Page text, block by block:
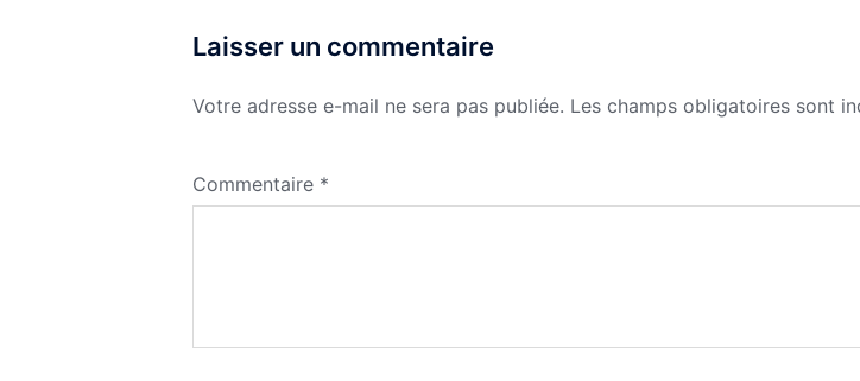
Laisser un commentaire
Votre adresse e-mail ne sera pas publiée. Les champs obligatoires sont
Commentaire *